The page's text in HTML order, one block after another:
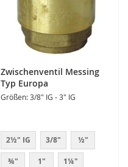
Zwischenventil Messing
Typ Europa
Größen: 3/8" IG - 3" IG
2½" IG 3/8" ½"
¾" 1" 1¼"